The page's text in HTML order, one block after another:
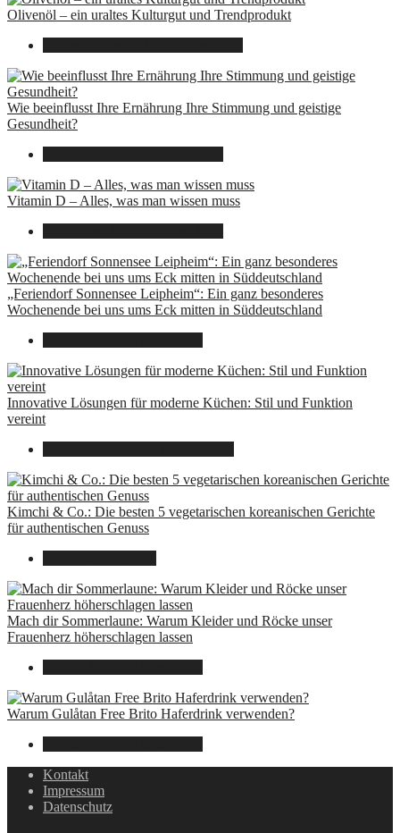
Olivenöl – ein uraltes Kulturgut und Trendprodukt
Wie beeinflusst Ihre Ernährung Ihre Stimmung und geistige
Gesundheit?
Vitamin D – Alles, was man wissen muss
„Feriendorf Sonnensee Leipheim“: Ein ganz besonderes
Wochenende bei uns ums Eck mitten in Süddeutschland
Innovative Lösungen für moderne Küchen: Stil und Funktion
vereint
Kimchi & Co.: Die besten 5 vegetarischen koreanischen Gerichte
für authentischen Genuss
Mach dir Sommerlaune: Warum Kleider und Röcke unser
Frauenherz höherschlagen lassen
Warum Gulåtan Free Brito Haferdrink verwenden?
Kontakt
Impressum
Datenschutz